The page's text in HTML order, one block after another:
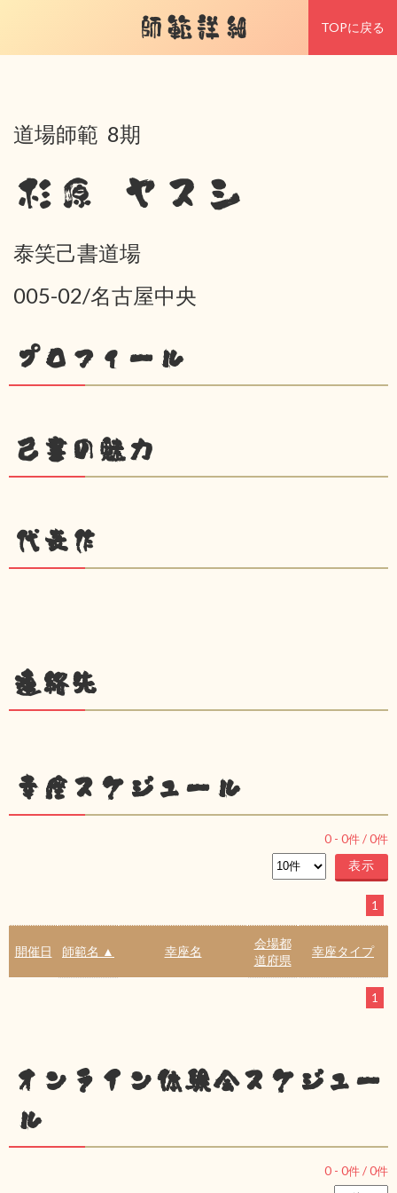
師範詳細 TOPに戻る
道場師範 8期
杉原 ヤスシ
泰笑己書道場
005-02/名古屋中央
プロフィール
己書の魅力
代表作
連絡先
幸座スケジュール
0 - 0件 /0件
1
開催日 師範名 ▲ 幸座名
会場都
道府県
幸座タイプ
1
オンライン体験会スケジュー
ル
0 - 0件 /0件